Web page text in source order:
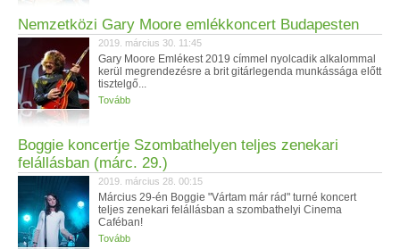
Nemzetközi Gary Moore emlékkoncert Budapesten
2019. március 30. 11:45
Gary Moore Emlékest 2019 címmel nyolcadik alkalommal
kerül megrendezésre a brit gitárlegenda munkássága előtt
tisztelgő...
Tovább
Boggie koncertje Szombathelyen teljes zenekari
felállásban (márc. 29.)
2019. március 28. 00:15
Március 29-én Boggie "Vártam már rád" turné koncert
teljes zenekari felállásban a szombathelyi Cinema
Caféban!
Tovább